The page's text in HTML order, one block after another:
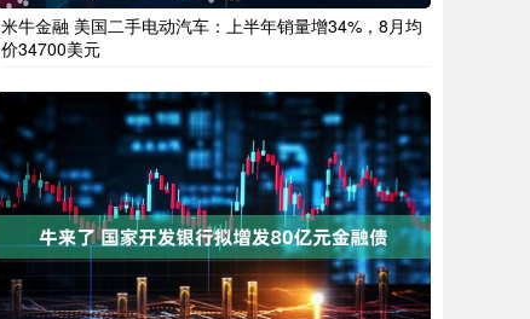
米牛金融 美国二手电动汽车：上半年销量增34%，8月均
价34700美元